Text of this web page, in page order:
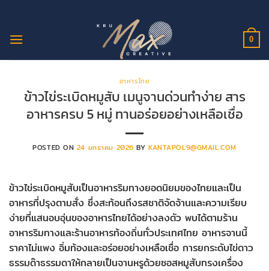
ยัง
0
อาหารไทย
ข้าวไข่ระเบิดหมูสับ เมนูจานด่วนทำง่าย สาร
อาหารครบ 5 หมู่ ทานอร่อยอย่างเหลือเชื่อ
POSTED ON 24 มกราคม 2026 BYKANTAPOL9@GMAIL.COM
ข้าวไข่ระเบิดหมูสับเป็นอาหารริมทางยอดนิยมของไทยและเป็น
อาหารที่ปรุงตามสั่ง ซึ่งสะท้อนถึงรสชาติจัดจ้านและความเรียบ
ง่ายที่แสนอบอุ่นของอาหารไทยได้อย่างลงตัว พบได้ตามร้าน
อาหารริมทางและร้านอาหารท้องถิ่นทั่วประเทศไทย อาหารจานนี้
ราคาไม่แพง อิ่มท้องและอร่อยอย่างเหลือเชื่อ การยกระดับไข่ดาว
ธรรมด๊าธรรมดาให้กลายเป็นจานหรูด้วยซอสหมูสับทรงเครื่อง